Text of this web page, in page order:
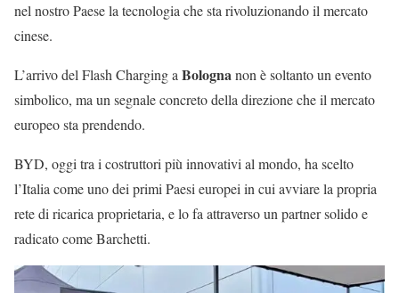
nel nostro Paese la tecnologia che sta rivoluzionando il mercato
cinese.
L’arrivo del Flash Charging aBolognanon è soltanto un evento
simbolico, ma un segnale concreto della direzione che il mercato
europeo sta prendendo.
BYD, oggi tra i costruttori più innovativi al mondo, ha scelto
l’Italia come uno dei primi Paesi europei in cui avviare la propria
rete di ricarica proprietaria, e lo fa attraverso un partner solido e
radicato come Barchetti.